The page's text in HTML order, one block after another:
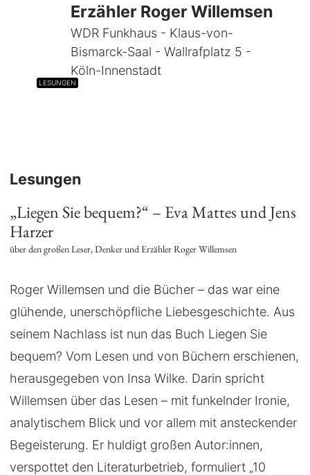
LESUNGEN
Erzähler Roger Willemsen
WDR Funkhaus - Klaus-von-
Bismarck-Saal - Wallrafplatz 5 -
Köln-Innenstadt
Lesungen
„Liegen Sie bequem?“ – Eva Mattes und Jens
Harzer
über den großen Leser, Denker und Erzähler Roger Willemsen
Roger Willemsen und die Bücher – das war eine
glühende, unerschöpfliche Liebesgeschichte. Aus
seinem Nachlass ist nun das Buch Liegen Sie
bequem? Vom Lesen und von Büchern erschienen,
herausgegeben von Insa Wilke. Darin spricht
Willemsen über das Lesen – mit funkelnder Ironie,
analytischem Blick und vor allem mit ansteckender
Begeisterung. Er huldigt großen Autor:innen,
verspottet den Literaturbetrieb, formuliert „10